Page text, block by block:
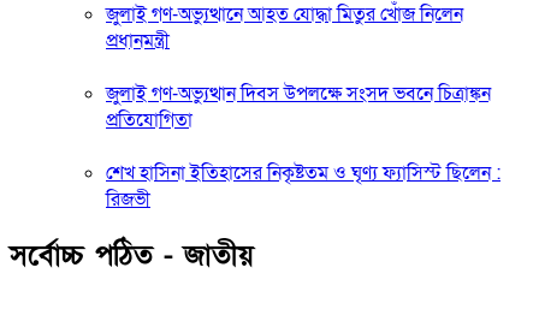
জুলাই গণ-অভ্যুত্থানে আহত যোদ্ধা মিতুর খোঁজ নিলেন
প্রধানমন্ত্রী
জুলাই গণ-অভ্যুত্থান দিবস উপলক্ষে সংসদ ভবনে চিত্রাঙ্কন
প্রতিযোগিতা
শেখ হাসিনা ইতিহাসের নিকৃষ্টতম ও ঘৃণ্য ফ্যাসিস্ট ছিলেন :
রিজভী
সর্বোচ্চ পঠিত - জাতীয়